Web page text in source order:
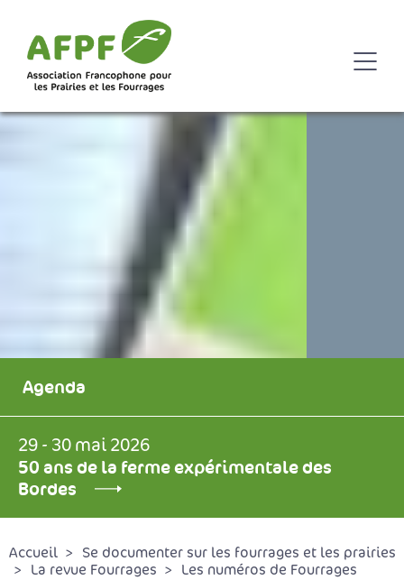
Agenda
29 - 30 mai 2026
50 ans de la ferme expérimentale des
Bordes
Accueil
Se documenter sur les fourrages et les prairies
La revue Fourrages
Les numéros de Fourrages